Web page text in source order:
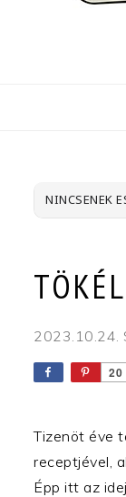
NINCSENEK
2023.10.24.
20
Tizenöt éve
receptjével,
Épp itt az